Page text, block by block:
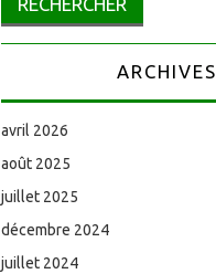
ARCHIVES
avril 2026
août 2025
juillet 2025
décembre 2024
juillet 2024